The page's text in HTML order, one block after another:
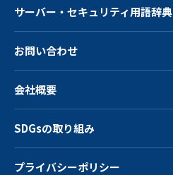
サーバー・ セキュリティ用語辞典
お問い合わせ
会社概要
SDGsの取り組み
プライバシーポリシー